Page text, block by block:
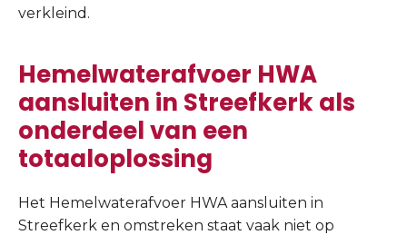
verkleind.
Hemelwaterafvoer HWA
aansluiten in Streefkerk als
onderdeel van een
totaaloplossing
Het Hemelwaterafvoer HWA aansluiten in
Streefkerk en omstreken staat vaak niet op